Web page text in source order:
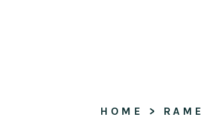
HOME >